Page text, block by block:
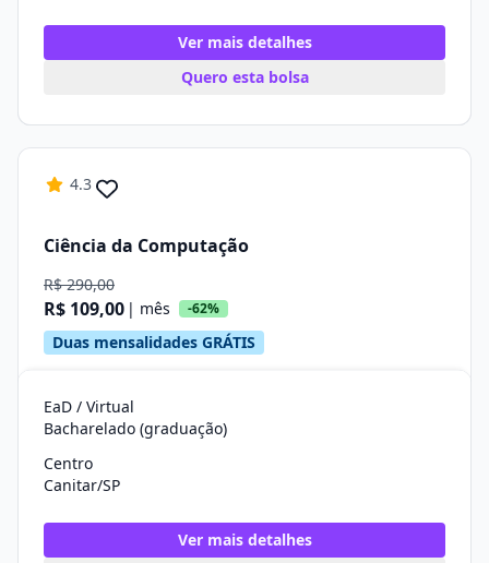
Ver mais detalhes
Quero esta bolsa
4.3
Ciência da Computação
R$ 290,00
R$ 109,00 | mês -62%
Duas mensalidades GRÁTIS
EaD / Virtual
Bacharelado (graduação)
Centro
Canitar/SP
Ver mais detalhes